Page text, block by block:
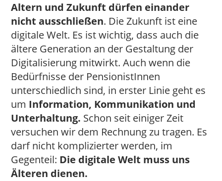
Altern und Zukunft dürfen einander
nicht ausschließen. Die Zukunft ist eine
digitale Welt. Es ist wichtig, dass auch die
ältere Generation an der Gestaltung der
Digitalisierung mitwirkt. Auch wenn die
Bedürfnisse der PensionistInnen
unterschiedlich sind, in erster Linie geht es
um Information, Kommunikation und
Unterhaltung. Schon seit einiger Zeit
versuchen wir dem Rechnung zu tragen. Es
darf nicht komplizierter werden, im
Gegenteil: Die digitale Welt muss uns
Älteren dienen.